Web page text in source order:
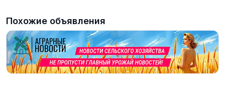
Похожие объявления